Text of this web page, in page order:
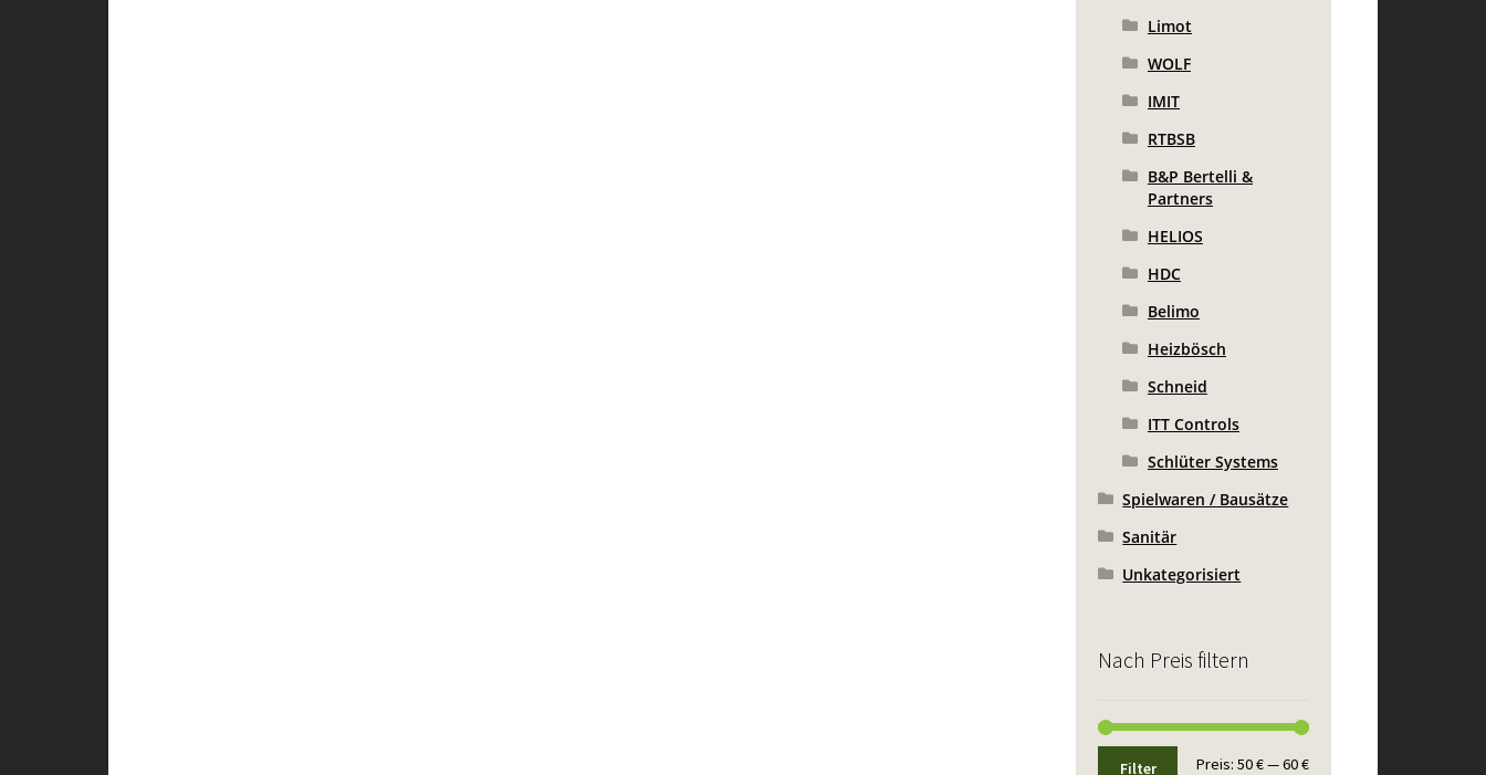
Limot
WOLF
IMIT
RTBSB
B&P Bertelli &
Partners
HELIOS
HDC
Belimo
Heizbösch
Schneid
ITT Controls
Schlüter Systems
Spielwaren / Bausätze
Sanitär
Unkategorisiert
Nach Preis filtern
Min.
Max.
Filter Preis: 50 €—60 €